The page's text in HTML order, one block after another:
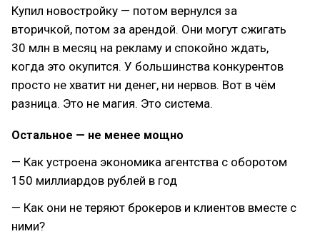
Купил новостройку — потом вернулся за
вторичкой, потом за арендой. Они могут сжигать
30 млн в месяц на рекламу и спокойно ждать,
когда это окупится. У большинства конкурентов
просто не хватит ни денег, ни нервов. Вот в чём
разница. Это не магия. Это система.
Остальное — не менее мощно
— Как устроена экономика агентства с оборотом
150 миллиардов рублей в год
— Как они не теряют брокеров и клиентов вместе с
ними?